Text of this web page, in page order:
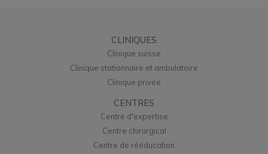
CLINIQUES
Clinique suisse
Clinique stationnaire et ambulatoire
Clinique privée
CENTRES
Centre d'expertise
Centre chirurgical
Centre de rééducation